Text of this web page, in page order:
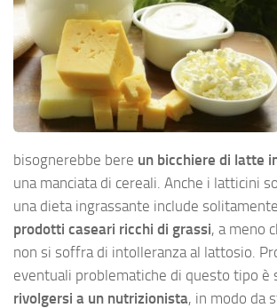
bisognerebbe bere un bicchiere di latte
una manciata di cereali. Anche i latticini
una dieta ingrassante include solitamente
prodotti caseari ricchi di grassi, a meno
non si soffra di intolleranza al lattosio.
eventuali problematiche di questo tipo è
rivolgersi a un nutrizionista, in modo da